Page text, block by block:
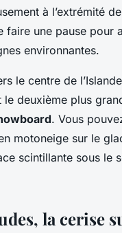
à l’extrémité
faire une pause
environnantes.
le centre de
le deuxième plus
. Vous
motoneige sur le
scintillante sous le
la cerise